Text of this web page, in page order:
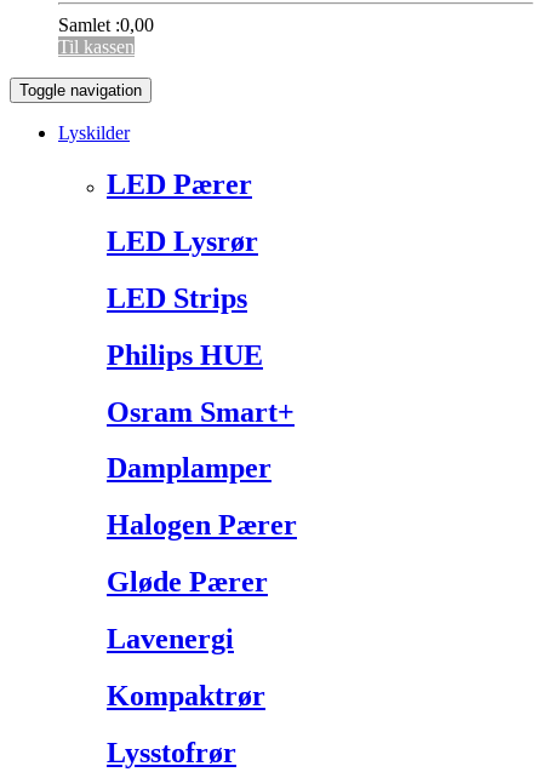
Samlet :0,00
Til kassen
Toggle navigation
Lyskilder
LED Pærer
LED Lysrør
LED Strips
Philips HUE
Osram Smart+
Damplamper
Halogen Pærer
Gløde Pærer
Lavenergi
Kompaktrør
Lysstofrør